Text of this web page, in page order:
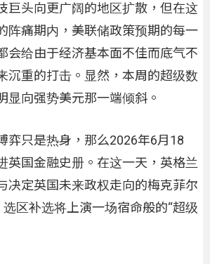
巨头向更广阔的地区扩散，但在这
阵痛期内，美联储政策预期的每一
会给由于经济基本面不佳而底气不
沉重的打击。显然，本周的超级数
显向强势美元那一端倾斜。
弈只是热身，那么2026年6月18
英国金融史册。在这一天，英格兰
决定英国未来政权走向的梅克菲尔
区补选将上演一场宿命般的“超级